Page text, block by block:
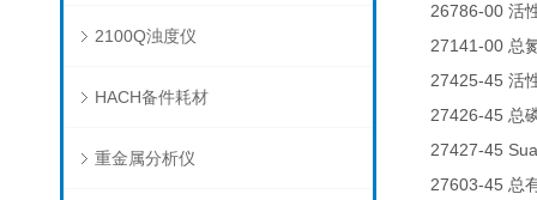
2100Q浊度仪
HACH备件耗材
重金属分析仪
26786-00 活
27141-00 总
27425-45 活
27426-45 总
27427-45
27603-45 总